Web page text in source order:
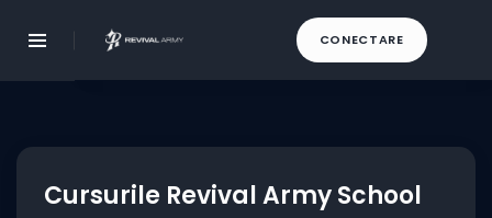
CONECTARE
Cursurile Revival Army School